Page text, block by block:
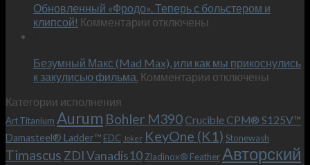
–
и
KeyOne
Обновленный «Фродо». Теперь с больстером и
клипсой! Комментарии к
«Фродо».
Теперь
и
клипсой!
отключены
Безумный Макс (Mad Max), или как мы прикоснулись
к закулисью фильма. Комментарии к
Макс
(Mad
Max),
или
отключены
Категории исполнения
Art Titanium Aurum Bohler M390Crucible CPM® S125V™
Damasteel® Ladder™ EDC Joker KeyOne (K1) Stonewash
Timascus ZDI Vanadis10 Zladinox® FeatherАвторский